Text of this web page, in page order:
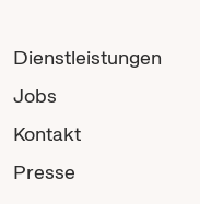
Dienstleistungen
Jobs
Kontakt
Presse